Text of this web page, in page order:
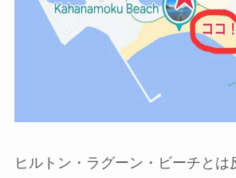
ヒルトン・ラグーン・ビーチとは